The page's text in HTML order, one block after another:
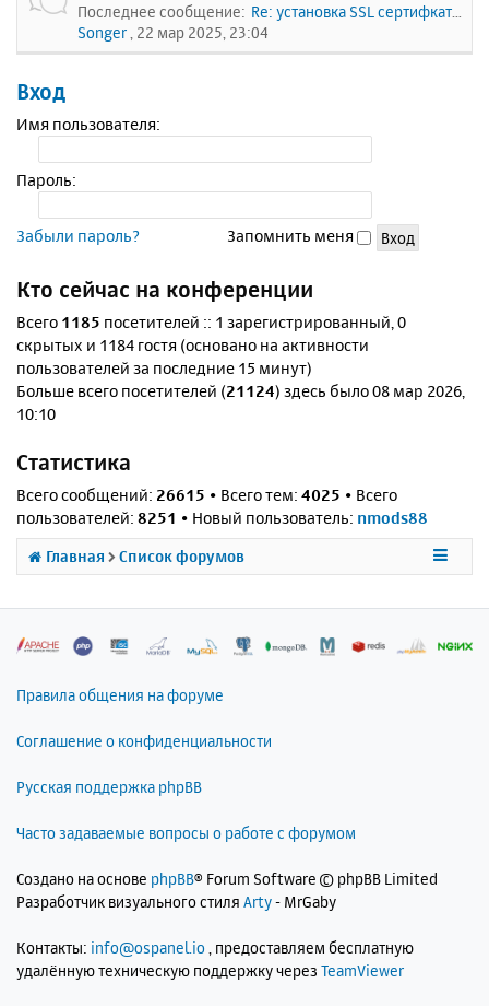
Последнее сообщение: Re: установка SSL сертифката
Songer , 22 мар 2025, 23:04
Вход
Имя пользователя:
Пароль:
Забыли пароль? Запомнить меня
Кто сейчас на конференции
Всего 1185 посетителей :: 1 зарегистрированный, 0
скрытых и 1184 гостя (основано на активности
пользователей за последние 15 минут)
Больше всего посетителей (21124) здесь было 08 мар 2026,
10:10
Статистика
Всего сообщений: 26615 • Всего тем: 4025 • Всего
пользователей: 8251 • Новый пользователь: nmods88
Главная Список форумов
Правила общения на форуме
Соглашение о конфиденциальности
Русская поддержка phpBB
Часто задаваемые вопросы о работе с форумом
Создано на основе phpBB® Forum Software © phpBB Limited
Разработчик визуального стиля Arty- MrGaby
Контакты: info@ospanel.io , предоставляем бесплатную
удалённую техническую поддержку через TeamViewer